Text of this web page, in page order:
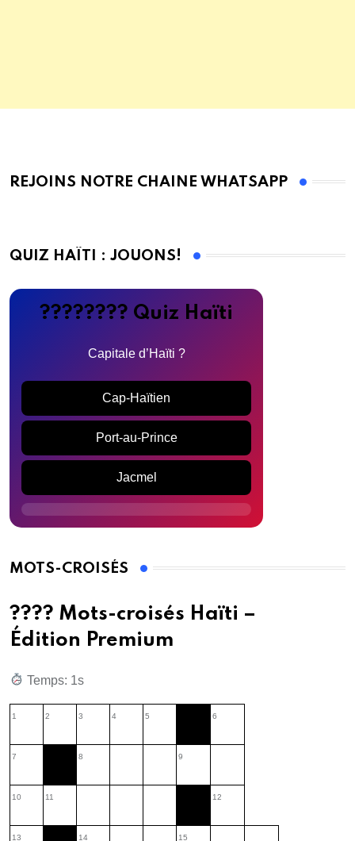
REJOINS NOTRE CHAINE WHATSAPP
QUIZ HAÏTI : JOUONS!
???????? Quiz Haïti
Capitale d’Haïti ?
Cap-Haïtien
Port-au-Prince
Jacmel
MOTS-CROISÉS
???? Mots-croisés Haïti –
Édition Premium
Temps: 2s
1 2 3 4 5 6
7 8 9
10 11 12
13 14 15